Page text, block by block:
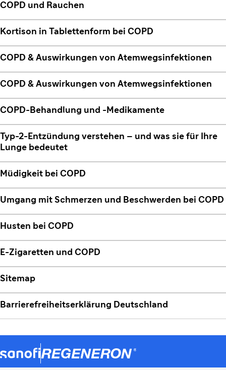
COPD und Rauchen
Kortison in Tablettenform bei COPD
COPD & Auswirkungen von Atemwegsinfektionen
COPD & Auswirkungen von Atemwegsinfektionen
COPD-Behandlung und -Medikamente
Typ-2-Entzündung verstehen – und was sie für Ihre
Lunge bedeutet
Müdigkeit bei COPD
Umgang mit Schmerzen und Beschwerden bei COPD
Husten bei COPD
E-Zigaretten und COPD
Sitemap
Barrierefreiheitserklärung Deutschland